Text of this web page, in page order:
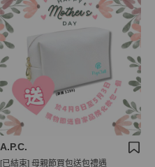
A.P.C.
[已結束] 母親節買包送包禮遇